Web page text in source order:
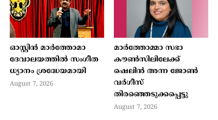
ഓസ്റ്റിൻ മാർത്തോമാ
ദേവാലയത്തിൽ സംഗീത
ധ്യാനം ശ്രദ്ധേയമായി
August 7, 2026
മാര്‍ത്തോമ്മാ സഭാ
കൗണ്‍സിലിലേക്ക്
ഷെലിന്‍ അന്ന ജോണ്‍
വര്‍ഗീസ്
തിരഞ്ഞെടുക്കപ്പെട്ടു
August 7, 2026